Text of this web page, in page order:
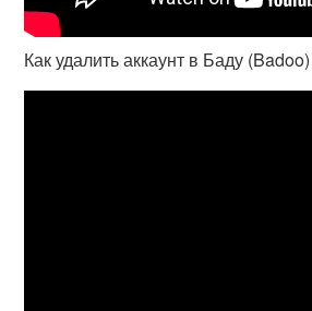
Как удалить аккаунт в Баду (Badoo)